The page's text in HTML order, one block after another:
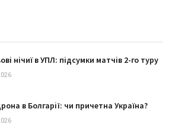
нічиї в УПЛ: підсумки матчів 2-го туру
в Болгарії: чи причетна Україна?